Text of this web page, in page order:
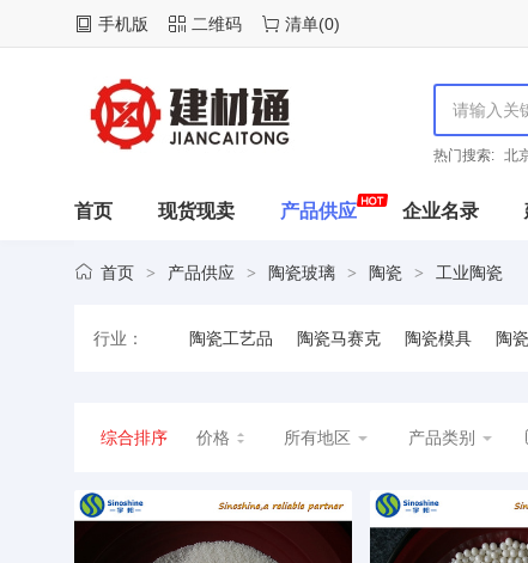
手机版 二维码 清单(0)
热门搜索: 北
首页 现货现卖 产品供应 企业名录
首页 > 产品供应 > 陶瓷玻璃 > 陶瓷 > 工业陶瓷
行业： 陶瓷工艺品 陶瓷马赛克 陶瓷模具 陶
综合排序 价格 所有地区 产品类别